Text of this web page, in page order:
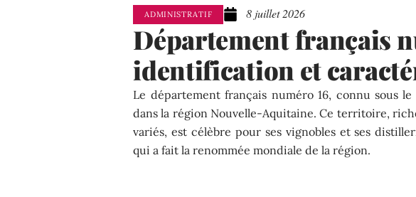
ADMINISTRATIF 8 juillet 2026
Département français
identification et
Le département français numéro 16, connu sous
dans la région Nouvelle-Aquitaine. Ce territoire,
variés, est célèbre pour ses vignobles et ses
qui a fait la renommée mondiale de la région.